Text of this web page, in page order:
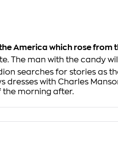
America which rose from
The man with the candy
searches for stories as
with Charles
morning after.